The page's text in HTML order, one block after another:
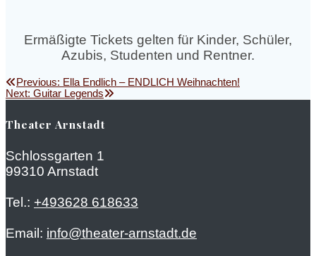
Ermäßigte Tickets gelten für Kinder, Schüler,
Azubis, Studenten und Rentner.
Beitragsnavigation
Previous: Previous
post:
Ella Endlich – ENDLICH Weihnachten!
Next: Next
Guitar Legends
Theater Arnstadt
Schlossgarten 1
99310 Arnstadt
Tel.: +493628 618633
Email: info@theater-arnstadt.de